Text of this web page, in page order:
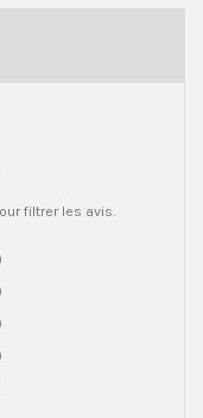
filtrer les avis.